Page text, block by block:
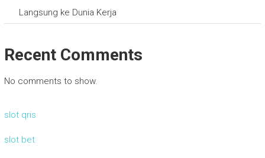
Langsung ke Dunia Kerja
Recent Comments
No comments to show.
slot qris
slot bet